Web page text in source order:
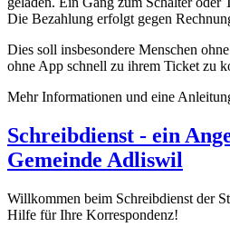
Die Bezahlung erfolgt gegen
Dies soll insbesondere Menschen
ohne App schnell zu ihrem Ticket zu
Mehr Informationen und eine
Schreibdienst - ein
Gemeinde Adliswil
Willkommen beim Schreibdienst der
Hilfe für Ihre Korrespondenz!